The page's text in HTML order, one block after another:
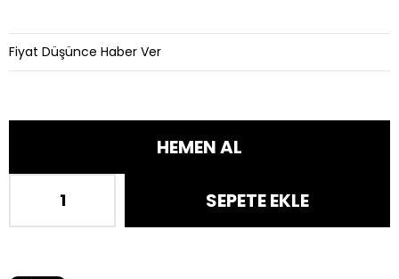
Fiyat Düşünce Haber Ver